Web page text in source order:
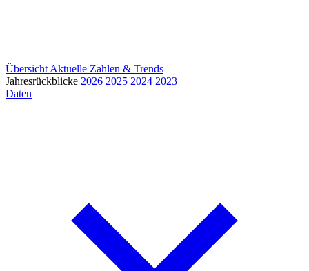
Übersicht Aktuelle Zahlen & Trends
Jahresrückblicke 2026 2025 2024 2023
Daten